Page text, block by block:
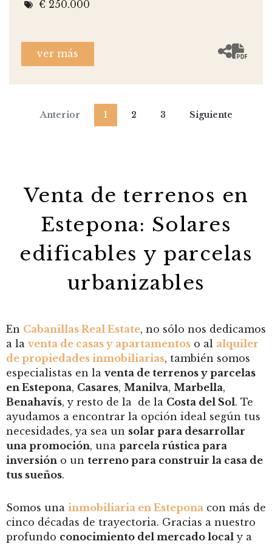
€ 250.000
ver más
Anterior 1 2 3 Siguiente
Venta de terrenos en
Estepona: Solares
edificables y parcelas
urbanizables
En Cabanillas Real Estate, no sólo nos dedicamos
a la venta de casas y apartamentos o al alquiler
de propiedades inmobiliarias, también somos
especialistas en la venta de terrenos y parcelas
en Estepona, Casares, Manilva, Marbella,
Benahavís, y resto de la de la Costa del Sol. Te
ayudamos a encontrar la opción ideal según tus
necesidades, ya sea un solar para desarrollar
una promoción, una parcela rústica para
inversión o un terreno para construir la casa de
tus sueños.
Somos una inmobiliaria en Estepona con más de
cinco décadas de trayectoria. Gracias a nuestro
profundo conocimiento del mercado local y a